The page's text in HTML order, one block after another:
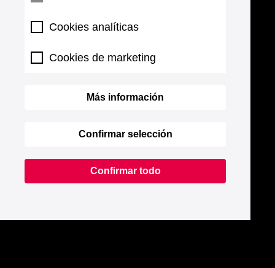
Cookies analíticas
Cookies de marketing
Más información
Confirmar selección
Confirmar todo